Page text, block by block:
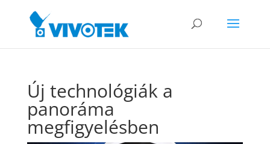
Új technológiák a
panoráma
megfigyelésben